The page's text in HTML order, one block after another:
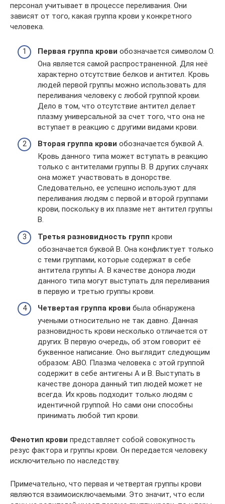
персонал учитывает в процессе переливания. Они
зависят от того, какая группа крови у конкретного
человека.
Первая группа крови обозначается символом О.
Она является самой распространенной. Для неё
характерно отсутствие белков и антител. Кровь
людей первой группы можно использовать для
переливания человеку с любой группой крови.
Дело в том, что отсутствие антител делает
плазму универсальной за счет того, что она не
вступает в реакцию с другими видами крови.
Вторая группа крови обозначается буквой А.
Кровь данного типа может вступать в реакцию
только с антителами группы В. В других случаях
она может участвовать в донорстве.
Следовательно, ее успешно используют для
переливания людям с первой и второй группами
крови, поскольку в их плазме нет антител группы
В.
Третья разновидность групп крови
обозначается буквой В. Она конфликтует только
с теми группами, которые содержат в себе
антитела группы А. В качестве донора люди
данного типа могут выступать для переливания
в первую и третью группы крови.
Четвертая группа крови была обнаружена
учеными относительно не так давно. Данная
разновидность крови несколько отличается от
других. В первую очередь, об этом говорит её
буквенное написание. Оно выглядит следующим
образом: АВО. Плазма человека с этой группой
содержит в себе антигены А и В. Выступать в
качестве донора данный тип людей может не
всегда. Их кровь подходит только людям с
идентичной группой. Но сами они способны
принимать любой тип крови.
Фенотип крови представляет собой совокупность
резус фактора и группы крови. Он передается человеку
исключительно по наследству.
Примечательно, что первая и четвертая группы крови
являются взаимоисключаемыми. Это значит, что если